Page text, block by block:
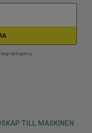
.
TILL MASKINEN